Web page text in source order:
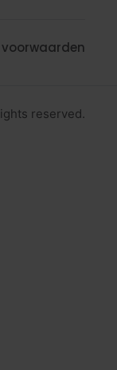
reserved.